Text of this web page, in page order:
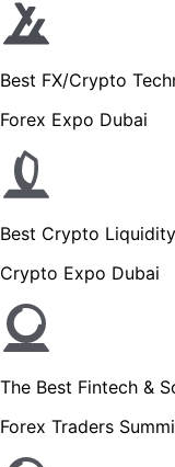
Best FX/Crypto
Forex Expo Dubai
Best Crypto
Crypto Expo Dubai
The Best Fintech &
Forex Traders